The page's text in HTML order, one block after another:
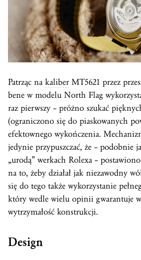
Patrząc na kaliber MT5621 przez
bene w modelu North Flag
raz pierwszy – próżno szukać
(ograniczono się do piaskowanych
efektownego wykończenia.
jedynie przypuszczać, że – podobnie
„urodą” werkach Rolexa –
na to, żeby działał jak niezawodny
się do tego także wykorzystanie
który wedle wielu opinii gwarantuje
wytrzymałość konstrukcji.
Design